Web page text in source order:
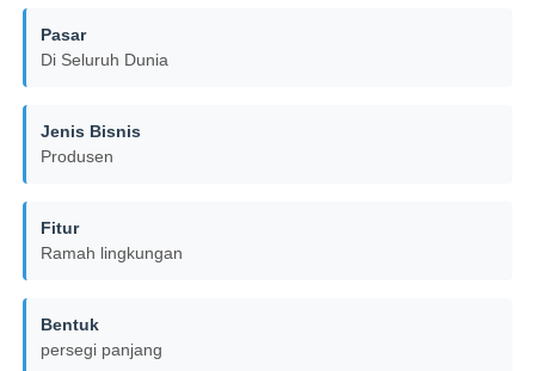
Rumah
Wisata pabrik
Pasar
Di Seluruh Dunia
Jenis Bisnis
Produsen
Fitur
Ramah lingkungan
Bentuk
persegi panjang